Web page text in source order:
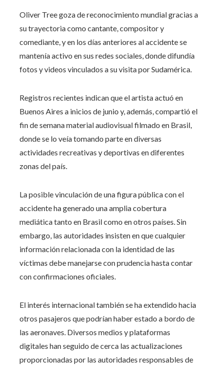
Oliver Tree goza de reconocimiento mundial gracias a
su trayectoria como cantante, compositor y
comediante, y en los días anteriores al accidente se
mantenía activo en sus redes sociales, donde difundía
fotos y videos vinculados a su visita por Sudamérica.
Registros recientes indican que el artista actuó en
Buenos Aires a inicios de junio y, además, compartió el
fin de semana material audiovisual filmado en Brasil,
donde se lo veía tomando parte en diversas
actividades recreativas y deportivas en diferentes
zonas del país.
La posible vinculación de una figura pública con el
accidente ha generado una amplia cobertura
mediática tanto en Brasil como en otros países. Sin
embargo, las autoridades insisten en que cualquier
información relacionada con la identidad de las
víctimas debe manejarse con prudencia hasta contar
con confirmaciones oficiales.
El interés internacional también se ha extendido hacia
otros pasajeros que podrían haber estado a bordo de
las aeronaves. Diversos medios y plataformas
digitales han seguido de cerca las actualizaciones
proporcionadas por las autoridades responsables de